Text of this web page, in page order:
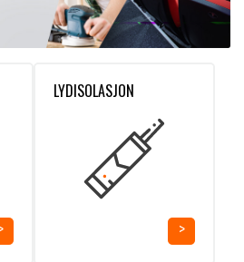
LYDISOLASJON